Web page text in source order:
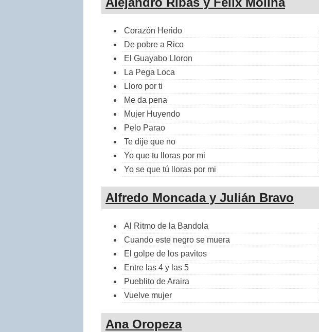
Corazón Herido
De pobre a Rico
El Guayabo Lloron
La Pega Loca
Lloro por ti
Me da pena
Mujer Huyendo
Pelo Parao
Te dije que no
Yo que tu lloras por mi
Yo se que tú lloras por mi
Alfredo Moncada y Julián Bravo
Al Ritmo de la Bandola
Cuando este negro se muera
El golpe de los pavitos
Entre las 4 y las 5
Pueblito de Araira
Vuelve mujer
Ana Oropeza